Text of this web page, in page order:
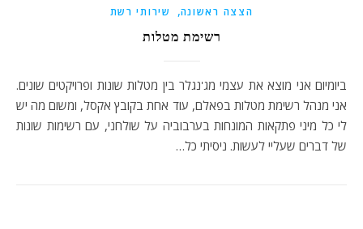
הצצה ראשונה, שירותי רשת
רשימת מטלות
ביומיום אני מוצא את עצמי מג'נגלר בין מטלות שונות ופרויקטים שונים.
אני מנהל רשימת מטלות בפאלם, עוד אחת בקובץ אקסל, ומשום מה יש
לי כל מיני פתקאות המונחות בערבוביה על שולחני, עם רשימות שונות
של דברים שעליי לעשות. ניסיתי כל…